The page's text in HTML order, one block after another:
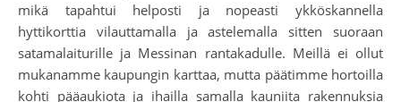
mikä tapahtui helposti ja nopeasti ykköskannella
hyttikorttia vilauttamalla ja astelemalla sitten suoraan
satamalaiturille ja Messinan rantakadulle. Meillä ei ollut
mukanamme kaupungin karttaa, mutta päätimme hortoilla
kohti pääaukiota ja ihailla samalla kauniita rakennuksia